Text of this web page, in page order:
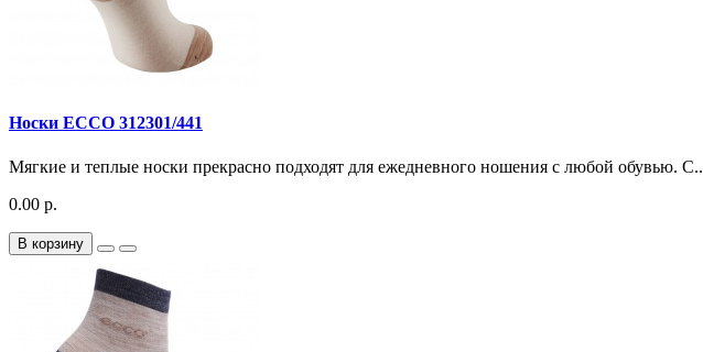
Носки ECCO 312301/441
Мягкие и теплые носки прекрасно подходят для ежедневного ношения с любой обувью. С..
0.00 р.
В корзину